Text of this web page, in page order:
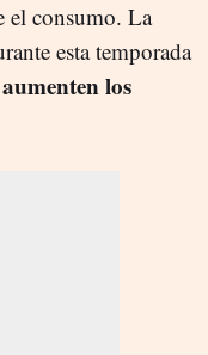
el consumo. La
esta temporada
aumenten los